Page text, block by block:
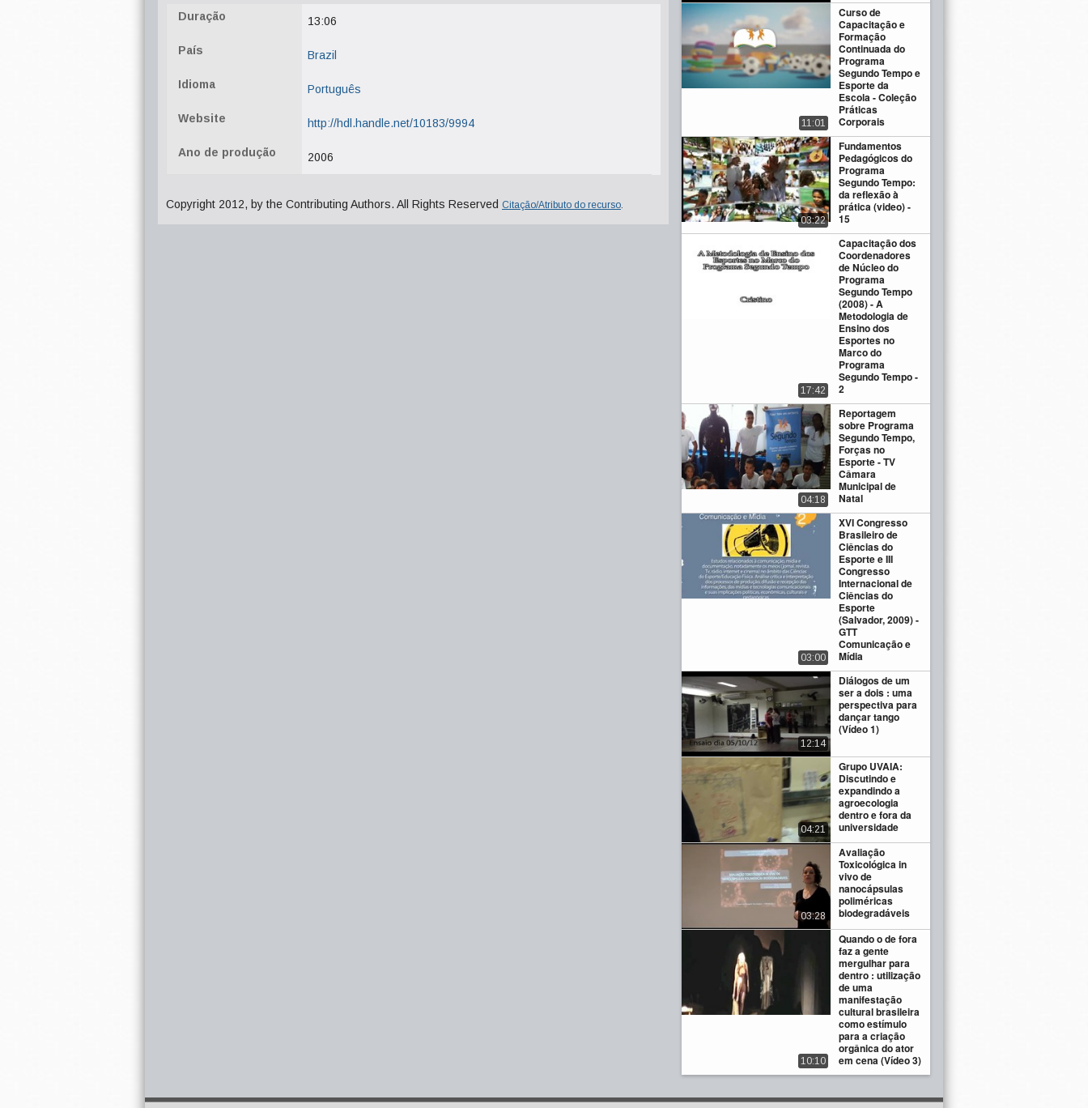
Duração 13:06
País Brazil
Idioma Português
Website http://hdl.handle.net/10183/9994
Ano de produção 2006
Copyright 2012, by the Contributing Authors. All Rights Reserved Citação/Atributo do recurso.
Curso de
Capacitação e
Formação
Continuada do
Programa
Segundo Tempo e
Esporte da
Escola - Coleção
Práticas
Corporais
11:01
Fundamentos
Pedagógicos do
Programa
Segundo Tempo:
da reflexão à
prática (video) -
15
03:22
Capacitação dos
Coordenadores
de Núcleo do
Programa
Segundo Tempo
(2008) - A
Metodologia de
Ensino dos
Esportes no
Marco do
Programa
Segundo Tempo -
2
17:42
Reportagem
sobre Programa
Segundo Tempo,
Forças no
Esporte - TV
Câmara
Municipal de
Natal
04:18
XVI Congresso
Brasileiro de
Ciências do
Esporte e III
Congresso
Internacional de
Ciências do
Esporte
(Salvador, 2009) -
GTT
Comunicação e
Mídia
03:00
Diálogos de um
ser a dois : uma
perspectiva para
dançar tango
(Vídeo 1)
12:14
Grupo UVAIA:
Discutindo e
expandindo a
agroecologia
dentro e fora da
universidade
04:21
Avaliação
Toxicológica in
vivo de
nanocápsulas
poliméricas
biodegradáveis
03:28
Quando o de fora
faz a gente
mergulhar para
dentro : utilização
de uma
manifestação
cultural brasileira
como estímulo
para a criação
orgânica do ator
em cena (Vídeo 3)
10:10